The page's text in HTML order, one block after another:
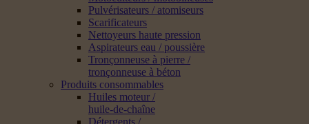
Pulvérisateurs / atomiseurs
Scarificateurs
Nettoyeurs haute pression
Aspirateurs eau / poussière
Tronçonneuse à pierre /
tronçonneuse à béton
Produits consommables
Huiles moteur /
huile-de-chaîne
Détergents /